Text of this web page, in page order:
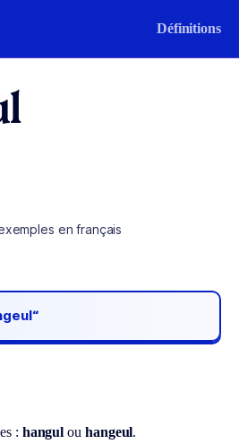
Définitions
en français
: hangul ou hangeul.